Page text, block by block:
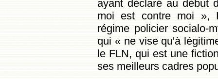
ayant déclaré au début
moi est contre moi »,
régime policier socialo-
qui « ne vise qu'à
le FLN, qui est une
ses meilleurs cadres